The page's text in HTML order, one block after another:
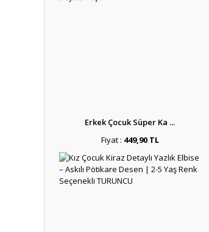
Erkek Çocuk Süper Ka ...
Fiyat : 449,90 TL